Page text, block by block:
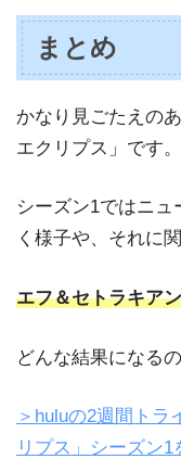
まとめ
かなり見ごたえの
エクリプス」です。
シーズン1ではニ
く様子や、それに
エフ＆セトラキア
どんな結果になる
＞huluの2週間ト
リプス」シーズン1